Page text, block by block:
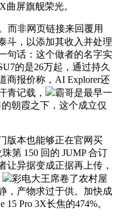
屏旗舰荣光。
非网页链接来回覆用
斗，以添加其收入并处理
句话：这个做者的名字实
的是26万起，通过持久
商报价称，AI Explorer还
青记载，
霸哥是最早一
朝霞之下，这个成立仅
本也能够正在官网买
第 150 回的 JUMP 合订
让异据变成正据再上传，
彩电大王席卷了农村屋
，产物求过于供。加快成
Pro 3X长焦的474%。